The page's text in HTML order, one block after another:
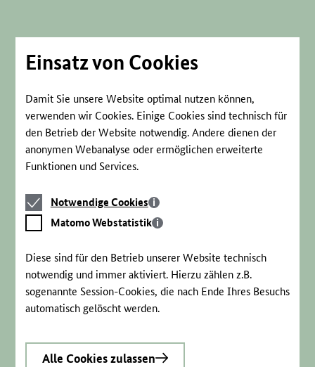
Einsatz von Cookies
Damit Sie unsere Website optimal nutzen können,
verwenden wir Cookies. Einige Cookies sind technisch für
den Betrieb der Website notwendig. Andere dienen der
anonymen Webanalyse oder ermöglichen erweiterte
Funktionen und Services.
Notwendige
Cookies
Notwendige Cookies
Matomo
Webstatistik
Matomo Webstatistik
Diese sind für den Betrieb unserer Website technisch
notwendig und immer aktiviert. Hierzu zählen z.B.
sogenannte Session-Cookies, die nach Ende Ihres Besuchs
automatisch gelöscht werden.
Alle Cookies zulassen